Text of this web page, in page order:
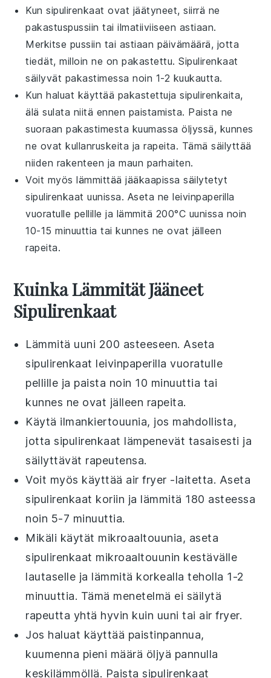
Kunsipulirenkaat ovat jäätyneet, siirrä ne
pakastuspussiin tai ilmatiiviiseen astiaan.
Merkitse pussiin tai astiaan päivämäärä, jotta
tiedät, milloin ne on pakastettu.Sipulirenkaat
säilyvät pakastimessa noin 1-2 kuukautta.
Kun haluat käyttää pakastettujasipulirenkaita,
älä sulata niitä ennen paistamista. Paista ne
suoraan pakastimesta kuumassa öljyssä, kunnes
ne ovat kullanruskeita ja rapeita. Tämä säilyttää
niiden rakenteen ja maun parhaiten.
Voit myös lämmittää jääkaapissa säilytetyt
sipulirenkaat uunissa. Aseta ne leivinpaperilla
vuoratulle pellille ja lämmitä 200°C uunissa noin
10-15 minuuttia tai kunnes ne ovat jälleen
rapeita.
Kuinka Lämmität Jääneet
Sipulirenkaat
Lämmitä uuni 200 asteeseen. Aseta
sipulirenkaat leivinpaperilla vuoratulle
pellille ja paista noin 10 minuuttia tai
kunnes ne ovat jälleen rapeita.
Käytä ilmankiertouunia, jos mahdollista,
jottasipulirenkaat lämpenevät tasaisesti ja
säilyttävät rapeutensa.
Voit myös käyttää air fryer -laitetta. Aseta
sipulirenkaat koriin ja lämmitä 180 asteessa
noin 5-7 minuuttia.
Mikäli käytät mikroaaltouunia, aseta
sipulirenkaat mikroaaltouunin kestävälle
lautaselle ja lämmitä korkealla teholla 1-2
minuuttia. Tämä menetelmä ei säilytä
rapeutta yhtä hyvin kuin uuni tai air fryer.
Jos haluat käyttää paistinpannua,
kuumenna pieni määrä öljyä pannulla
keskilämmöllä. Paistasipulirenkaat